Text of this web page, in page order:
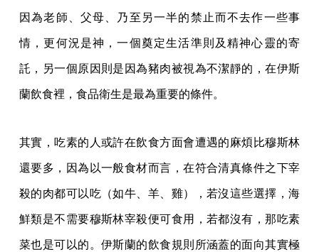
因為老師、父母、乃至另一半的禁止而不去作一些事
情，更何況是神，一個奠定生活準則及精神心靈的寄
託，另一個原因則是因為豬肉被視為不潔靜的，在伊斯
蘭飲食裡，食品衛生是最為重要的條件。
其實，吃素的人或許在飲食方面會遭遇的麻煩比穆斯林
還要多，因為以一般食材而言，在符合清真條件之下宰
殺的肉都可以吃（如牛、羊、雞），若沒這些選擇，海
鮮類是不需要穆斯林宰殺便可食用，若都沒有，那吃素
菜也是可以的。伊斯蘭的飲食規則所涵蓋的面向其實極